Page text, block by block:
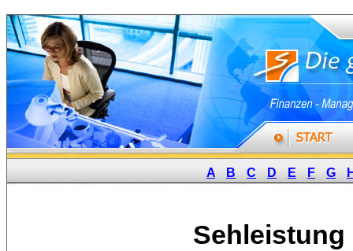
A B C D E F G
Sehleistung